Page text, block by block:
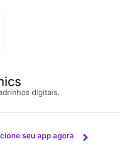
digitais.
seu app agora